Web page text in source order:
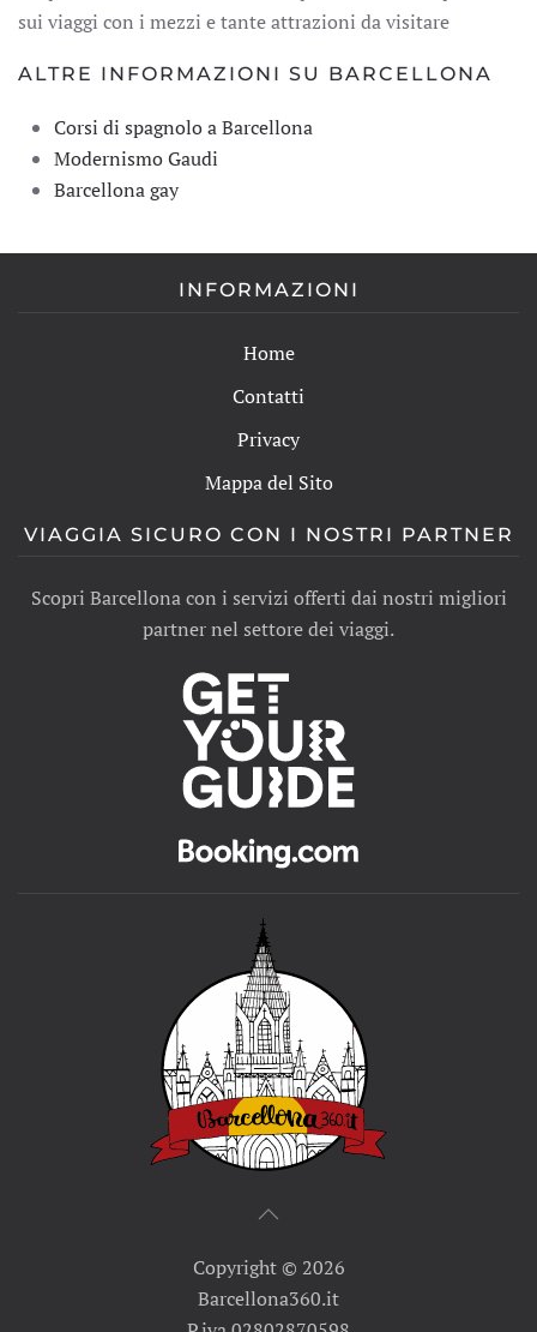
sui viaggi con i mezzi e tante attrazioni da visitare
ALTRE INFORMAZIONI SU BARCELLONA
Corsi di spagnolo a Barcellona
Modernismo Gaudi
Barcellona gay
INFORMAZIONI
Home
Contatti
Privacy
Mappa del Sito
VIAGGIA SICURO CON I NOSTRI PARTNER
Scopri Barcellona con i servizi offerti dai nostri migliori
partner nel settore dei viaggi.
Copyright © 2026
Barcellona360.it